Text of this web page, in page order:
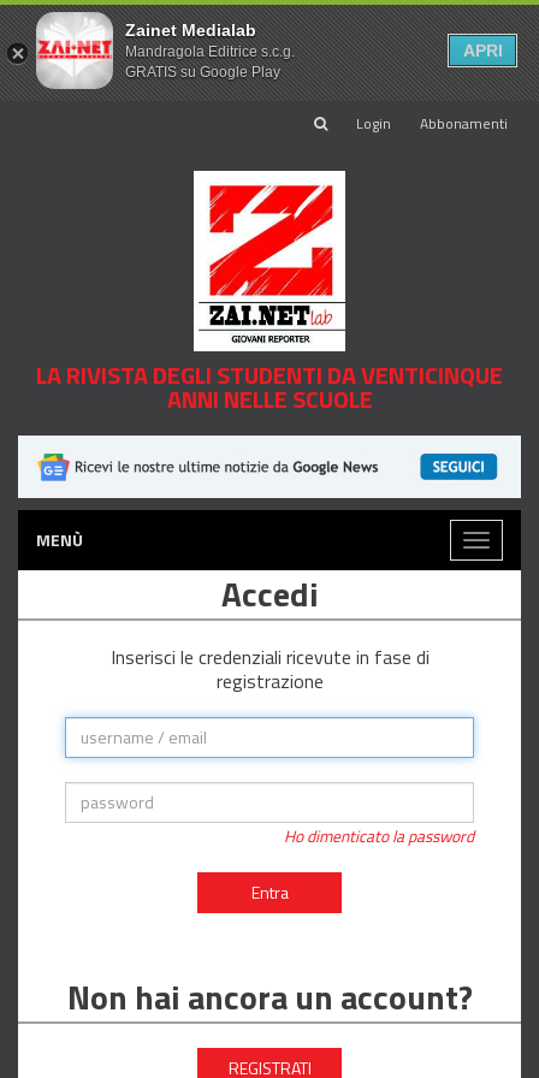
Login Abbonamenti
LA RIVISTA DEGLI STUDENTI DA VENTICINQUE
ANNI NELLE SCUOLE
MENÙ
Toggle
Accedi
Inserisci le credenziali ricevute in fase di
registrazione
Ho dimenticato la password
Entra
Non hai ancora un account?
REGISTRATI
Zainet Medialab
Mandragola Editrice s.c.g.
GRATIS su Google Play
APRI